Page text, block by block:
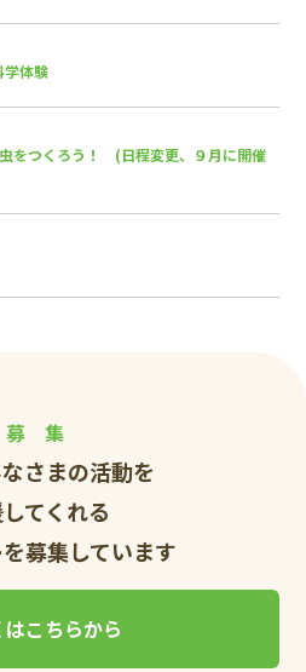
学体験
をつくろう！ (日程変更、９月に開催
募 集
さまの活動を
てくれる
募集しています
こちらから